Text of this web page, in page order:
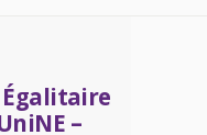
–